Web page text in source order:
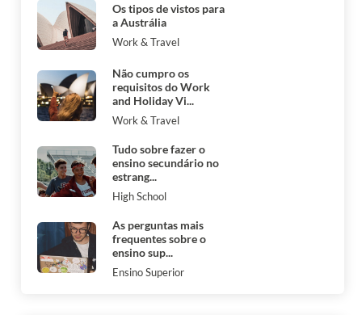
Os tipos de vistos para
a Austrália
Work & Travel
Não cumpro os
requisitos do Work
and Holiday Vi...
Work & Travel
Tudo sobre fazer o
ensino secundário no
estrang...
High School
As perguntas mais
frequentes sobre o
ensino sup...
Ensino Superior